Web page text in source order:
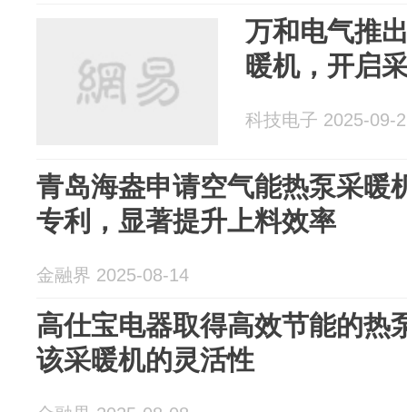
万和电气推
暖机，开启
科技电子 2025-09-
青岛海盎申请空气能热泵采暖
专利，显著提升上料效率
金融界 2025-08-14
高仕宝电器取得高效节能的热
该采暖机的灵活性